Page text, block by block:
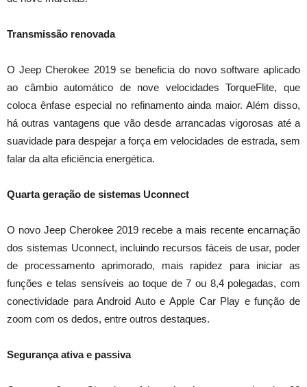
Transmissão renovada
O Jeep Cherokee 2019 se beneficia do novo software aplicado
ao câmbio automático de nove velocidades TorqueFlite, que
coloca ênfase especial no refinamento ainda maior. Além disso,
há outras vantagens que vão desde arrancadas vigorosas até a
suavidade para despejar a força em velocidades de estrada, sem
falar da alta eficiência energética.
Quarta geração de sistemas Uconnect
O novo Jeep Cherokee 2019 recebe a mais recente encarnação
dos sistemas Uconnect, incluindo recursos fáceis de usar, poder
de processamento aprimorado, mais rapidez para iniciar as
funções e telas sensíveis ao toque de 7 ou 8,4 polegadas, com
conectividade para Android Auto e Apple Car Play e função de
zoom com os dedos, entre outros destaques.
Segurança ativa e passiva